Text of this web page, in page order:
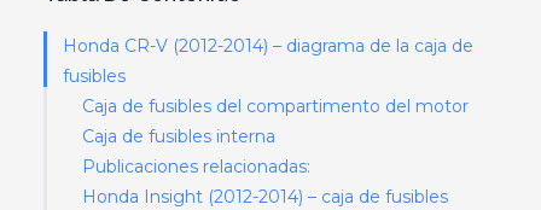
Honda CR-V (2012-2014) – diagrama de la caja de
fusibles
Caja de fusibles del compartimento del motor
Caja de fusibles interna
Publicaciones relacionadas:
Honda Insight (2012-2014) – caja de fusibles